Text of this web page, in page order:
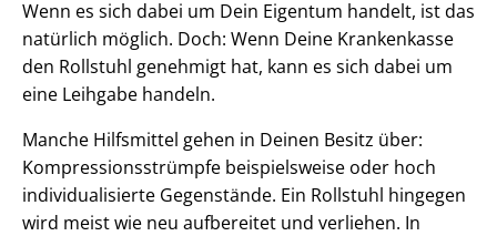
Wenn es sich dabei um Dein Eigentum handelt, ist das
natürlich möglich. Doch: Wenn Deine Krankenkasse
den Rollstuhl genehmigt hat, kann es sich dabei um
eine Leihgabe handeln.
Manche Hilfsmittel gehen in Deinen Besitz über:
Kompressionsstrümpfe beispielsweise oder hoch
individualisierte Gegenstände. Ein Rollstuhl hingegen
wird meist wie neu aufbereitet und verliehen. In